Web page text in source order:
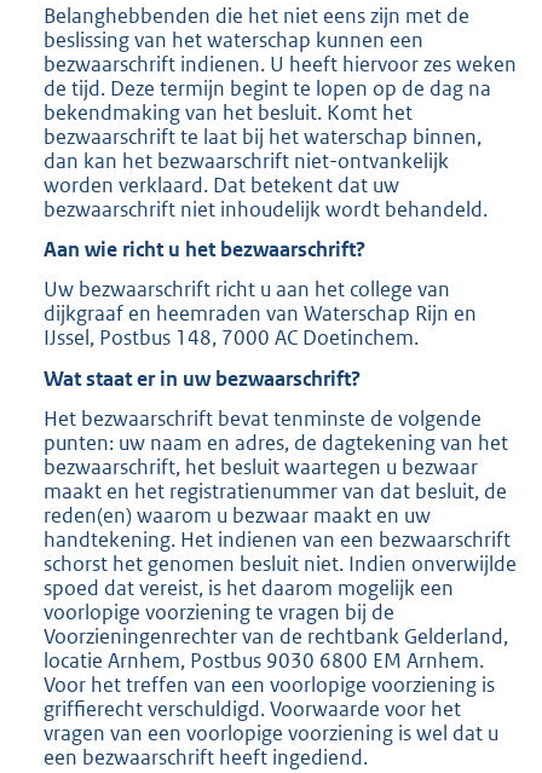
Belanghebbenden die het niet eens zijn met de
beslissing van het waterschap kunnen een
bezwaarschrift indienen. U heeft hiervoor zes weken
de tijd. Deze termijn begint te lopen op de dag na
bekendmaking van het besluit. Komt het
bezwaarschrift te laat bij het waterschap binnen,
dan kan het bezwaarschrift niet-ontvankelijk
worden verklaard. Dat betekent dat uw
bezwaarschrift niet inhoudelijk wordt behandeld.
Aan wie richt u het bezwaarschrift?
Uw bezwaarschrift richt u aan het college van
dijkgraaf en heemraden van Waterschap Rijn en
IJssel, Postbus 148, 7000 AC Doetinchem.
Wat staat er in uw bezwaarschrift?
Het bezwaarschrift bevat tenminste de volgende
punten: uw naam en adres, de dagtekening van het
bezwaarschrift, het besluit waartegen u bezwaar
maakt en het registratienummer van dat besluit, de
reden(en) waarom u bezwaar maakt en uw
handtekening. Het indienen van een bezwaarschrift
schorst het genomen besluit niet. Indien onverwijlde
spoed dat vereist, is het daarom mogelijk een
voorlopige voorziening te vragen bij de
Voorzieningenrechter van de rechtbank Gelderland,
locatie Arnhem, Postbus 9030 6800 EM Arnhem.
Voor het treffen van een voorlopige voorziening is
griffierecht verschuldigd. Voorwaarde voor het
vragen van een voorlopige voorziening is wel dat u
een bezwaarschrift heeft ingediend.